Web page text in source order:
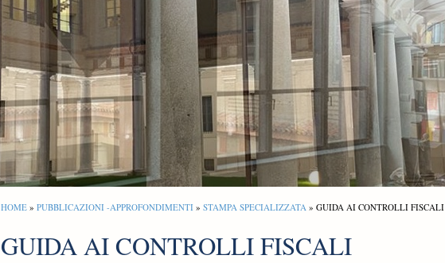
HOME » PUBBLICAZIONI -APPROFONDIMENTI » STAMPA SPECIALIZZATA » GUIDA AI CONTROLLI FISCALI
GUIDA AI CONTROLLI FISCALI